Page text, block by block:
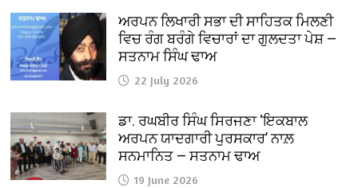
ਅਰਪਨ ਲਿਖਾਰੀ ਸਭਾ ਦੀ ਸਾਹਿਤਕ ਮਿਲਣੀ
ਵਿਚ ਰੰਗ ਬਰੰਗੇ ਵਿਚਾਰਾਂ ਦਾ ਗੁਲਦਤਾ ਪੇਸ਼ —
ਸਤਨਾਮ ਸਿੰਘ ਢਾਅ
22 July 2026
ਡਾ. ਰਘਬੀਰ ਸਿੰਘ ਸਿਰਜਣਾ ‘ਇਕਬਾਲ
ਅਰਪਨ ਯਾਦਗਾਰੀ ਪੁਰਸਕਾਰ’ ਨਾਲ਼
ਸਨਮਾਨਿਤ — ਸਤਨਾਮ ਢਾਅ
19 June 2026